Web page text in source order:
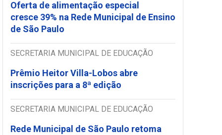
Oferta de alimentação especial
cresce 39% na Rede Municipal de Ensino
de São Paulo
SECRETARIA MUNICIPAL DE EDUCAÇÃO
Prêmio Heitor Villa-Lobos abre
inscrições para a 8ª edição
SECRETARIA MUNICIPAL DE EDUCAÇÃO
Rede Municipal de São Paulo retoma